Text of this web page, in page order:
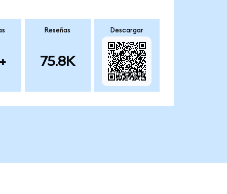
Reseñas
75.8K
Descargar